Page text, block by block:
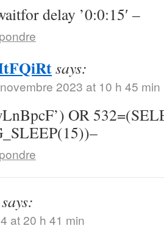
delay ’0:0:15′ –
says:
2023 at 10 h 45 min
OR
says:
at 20 h 41 min